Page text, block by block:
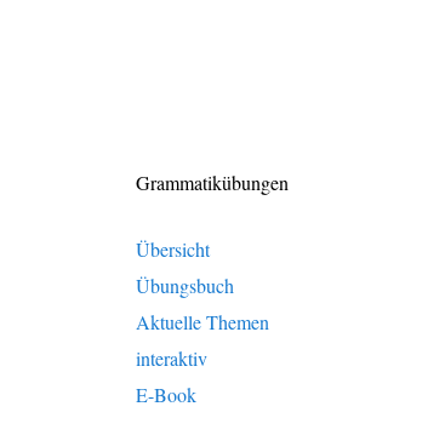
Grammatikübungen
Übersicht
Übungsbuch
Aktuelle Themen
interaktiv
E-Book